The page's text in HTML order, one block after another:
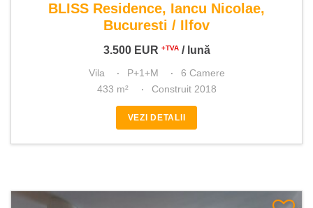
BLISS Residence, Iancu Nicolae,
Bucuresti / Ilfov
3.500 EUR +TVA/ lună
Vila P+1+M
6 Camere
433 m²
Construit 2018
VEZI DETALII